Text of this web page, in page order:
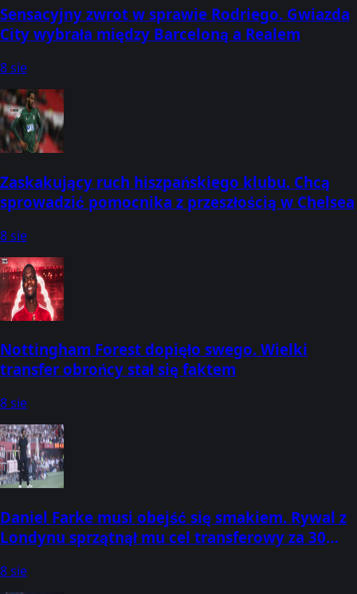
Sensacyjny zwrot w sprawie Rodriego. Gwiazda
City wybrała między Barceloną a Realem
8 sie
Zaskakujący ruch hiszpańskiego klubu. Chcą
sprowadzić pomocnika z przeszłością w Chelsea
8 sie
Nottingham Forest dopięło swego. Wielki
transfer obrońcy stał się faktem
8 sie
Daniel Farke musi obejść się smakiem. Rywal z
Londynu sprzątnął mu cel transferowy za 30
8 sie